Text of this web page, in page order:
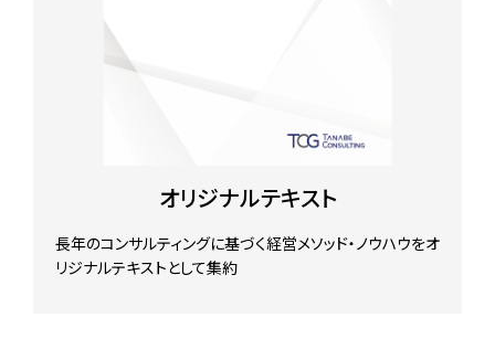
オリジナルテキスト
長年のコンサルティングに基づく経営メソッド・ノウハウをオ
リジナルテキストとして集約